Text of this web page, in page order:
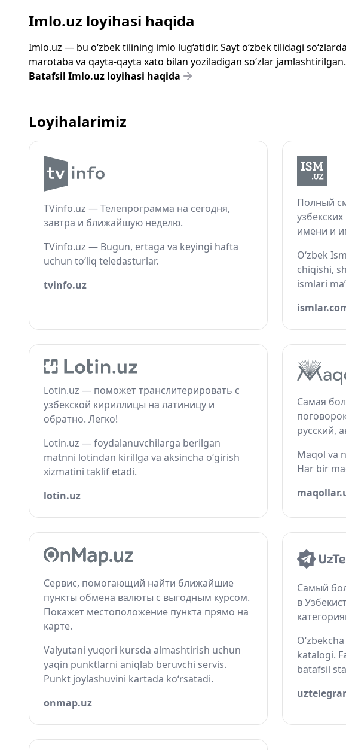
Imlo.uz loyihasi haqida
Imlo.uz — bu o‘zbek tilining imlo lug‘atidir. Sayt o‘zbek tilidagi
marotaba va qayta-qayta xato bilan yoziladigan so‘zlar
Batafsil Imlo.uz loyihasi haqida
Loyihalarimiz
TVinfo.uz — Телепрограмма на сегодня,
завтра и ближайшую неделю.
TVinfo.uz — Bugun, ertaga va keyingi hafta
uchun to‘liq teledasturlar.
tvinfo.uz
Полный
имени и
O‘zbek
chiqishi,
ismlari
Lotin.uz — поможет транслитерировать с
узбекской кириллицы на латиницу и
обратно. Легко!
Lotin.uz — foydalanuvchilarga berilgan
matnni lotindan kirillga va aksincha o‘girish
xizmatini taklif etadi.
lotin.uz
Самая
русский,
Maqol va
Har bir
Сервис, помогающий найти ближайшие
пункты обмена валюты с выгодным курсом.
Покажет местоположение пункта прямо на
карте.
Valyutani yuqori kursda almashtirish uchun
yaqin punktlarni aniqlab beruvchi servis.
Punkt joylashuvini kartada ko‘rsatadi.
onmap.uz
Самый
в
katalogi.
batafsil